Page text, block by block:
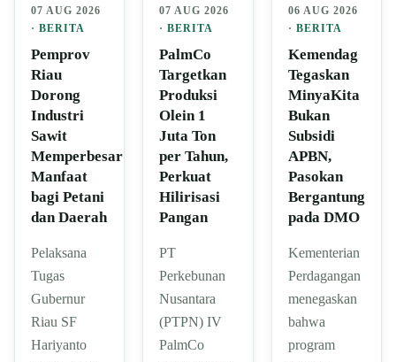
07 AUG 2026
· BERITA
Pemprov
Riau
Dorong
Industri
Sawit
Memperbesar
Manfaat
bagi Petani
dan Daerah
Pelaksana
Tugas
Gubernur
Riau SF
Hariyanto
07 AUG 2026
·BERITA
PalmCo
Targetkan
Produksi
Olein 1
Juta Ton
per Tahun,
Perkuat
Hilirisasi
Pangan
PT
Perkebunan
Nusantara
(PTPN) IV
PalmCo
06 AUG 2026
· BERITA
Kemendag
Tegaskan
MinyaKita
Bukan
Subsidi
APBN,
Pasokan
Bergantung
pada DMO
Kementerian
Perdagangan
menegaskan
bahwa
program